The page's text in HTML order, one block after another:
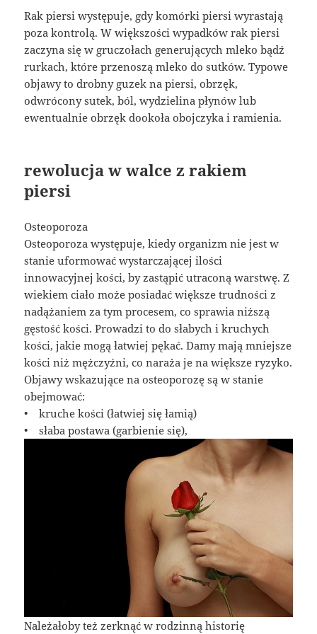
Rak piersi występuje, gdy komórki piersi wyrastają
poza kontrolą. W większości wypadków rak piersi
zaczyna się w gruczołach generujących mleko bądź
rurkach, które przenoszą mleko do sutków. Typowe
objawy to drobny guzek na piersi, obrzęk,
odwrócony sutek, ból, wydzielina płynów lub
ewentualnie obrzęk dookoła obojczyka i ramienia.
rewolucja w walce z rakiem
piersi
Osteoporoza
Osteoporoza występuje, kiedy organizm nie jest w
stanie uformować wystarczającej ilości
innowacyjnej kości, by zastąpić utraconą warstwę. Z
wiekiem ciało może posiadać większe trudności z
nadążaniem za tym procesem, co sprawia niższą
gęstość kości. Prowadzi to do słabych i kruchych
kości, jakie mogą łatwiej pękać. Damy mają mniejsze
kości niż mężczyźni, co naraża je na większe ryzyko.
Objawy wskazujące na osteoporozę są w stanie
obejmować:
• kruche kości (łatwiej się łamią)
• słaba postawa (garbienie się),
Należałoby też zerknąć w rodzinną historię